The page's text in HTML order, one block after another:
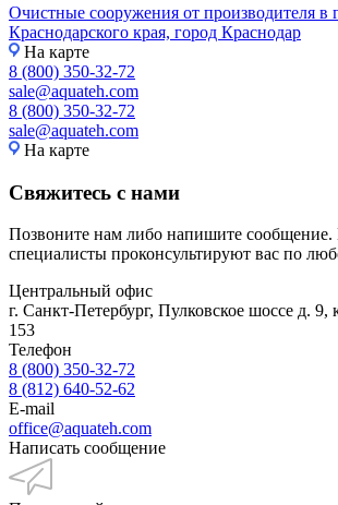
Очистные сооружения от производителя в
Краснодарского края, город Краснодар
На карте
8 (800) 350-32-72
sale@aquateh.com
8 (800) 350-32-72
sale@aquateh.com
На карте
Свяжитесь с нами
Позвоните нам либо напишите
специалисты проконсультируют вас по
Центральный офис
г. Санкт-Петербург, Пулковское шоссе д.
153
Телефон
8 (800) 350-32-72
8 (812) 640-52-62
E-mail
office@aquateh.com
Написать сообщение